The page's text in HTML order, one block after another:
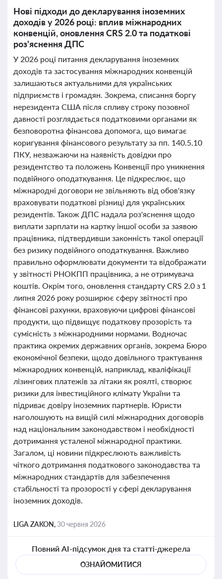
Нові підходи до декларування іноземних
доходів у 2026 році: вплив міжнародних
конвенцій, оновлення CRS 2.0 та податкові
роз'яснення ДПС
У 2026 році питання декларування іноземних
доходів та застосування міжнародних конвенцій
залишаються актуальними для українських
підприємств і громадян. Зокрема, списання боргу
нерезидента США після спливу строку позовної
давності розглядається податковими органами як
безповоротна фінансова допомога, що вимагає
коригування фінансового результату за пп. 140.5.10
ПКУ, незважаючи на наявність довідки про
резидентство та положень Конвенції про уникнення
подвійного оподаткування. Це підкреслює, що
міжнародні договори не звільняють від обов'язку
враховувати податкові різниці для українських
резидентів. Також ДПС надала роз'яснення щодо
виплати зарплати на картку іншої особи за заявою
працівника, підтвердивши законність такої операції
без ризику подвійного оподаткування. Важливо
правильно оформлювати документи та відображати
у звітності РНОКПП працівника, а не отримувача
коштів. Окрім того, оновлення стандарту CRS 2.0 з 1
липня 2026 року розширює сферу звітності про
фінансові рахунки, враховуючи цифрові фінансові
продукти, що підвищує податкову прозорість та
сумісність з міжнародними нормами. Водночас
практика окремих державних органів, зокрема Бюро
економічної безпеки, щодо довільного трактування
міжнародних конвенцій, наприклад, кваліфікації
лізингових платежів за літаки як роялті, створює
ризики для інвестиційного клімату України та
підриває довіру іноземних партнерів. Юристи
наголошують на вищій силі міжнародних договорів
над національним законодавством і необхідності
дотримання усталеної міжнародної практики.
Загалом, ці новини підкреслюють важливість
чіткого дотримання податкового законодавства та
міжнародних стандартів для забезпечення
стабільності та прозорості у сфері декларування
іноземних доходів.
LIGA ZAKON,30 червня 2026
Повний AI-підсумок дня та статті-джерела
ОЗНАЙОМИТИСЯ